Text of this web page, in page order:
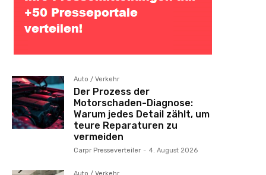
Auto / Verkehr
Der Prozess der
Motorschaden-Diagnose:
Warum jedes Detail zählt, um
teure Reparaturen zu
vermeiden
Carpr Presseverteiler - 4. August 2026